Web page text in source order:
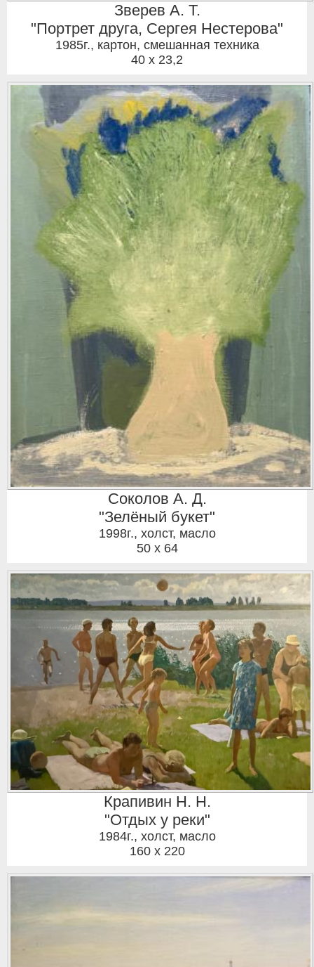
Зверев А. Т.
"Портрет друга, Сергея Нестерова"
1985г., картон, смешанная техника
40 x 23,2
Соколов А. Д.
"Зелёный букет"
1998г., холст, масло
50 x 64
Крапивин Н. Н.
"Отдых у реки"
1984г., холст, масло
160 x 220